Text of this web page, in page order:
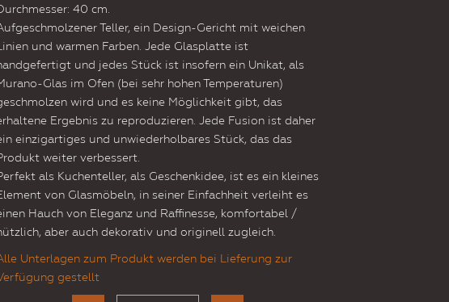
40 cm.
Teller, ein Design-Gericht mit weichen
und warmen Farben. Jede Glasplatte ist
und jedes Stück ist insofern ein Unikat, als
Glas im Ofen (bei sehr hohen Temperaturen)
wird und es keine Möglichkeit gibt, das
Ergebnis zu reproduzieren. Jede Fusion ist daher
einzigartiges und unwiederholbares Stück, das das
weiter verbessert.
als Kuchenteller, als Geschenkidee, ist es ein kleines
von Glasmöbeln, in seiner Einfachheit verleiht es
Hauch von Eleganz und Raffinesse, komfortabel /
aber auch dekorativ und originell zugleich.
Unterlagen zum Produkt werden bei Lieferung zur
gestellt